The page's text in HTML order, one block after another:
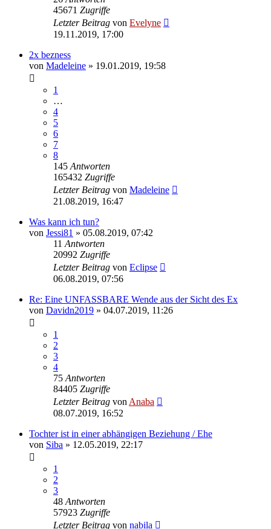
45671 Zugriffe
Letzter Beitrag von Evelyne
19.11.2019, 17:00
2x bezness
von Madeleine » 19.01.2019, 19:58
1
…
4
5
6
7
8
145 Antworten
165432 Zugriffe
Letzter Beitrag von Madeleine
21.08.2019, 16:47
Was kann ich tun?
von Jessi81 » 05.08.2019, 07:42
11 Antworten
20992 Zugriffe
Letzter Beitrag von Eclipse
06.08.2019, 07:56
Re: Eine UNFASSBARE Wende aus der Sicht des Ex
von Davidn2019 » 04.07.2019, 11:26
1
2
3
4
75 Antworten
84405 Zugriffe
Letzter Beitrag von Anaba
08.07.2019, 16:52
Tochter ist in einer abhängigen Beziehung / Ehe
von Siba » 12.05.2019, 22:17
1
2
3
48 Antworten
57923 Zugriffe
Letzter Beitrag von nabila